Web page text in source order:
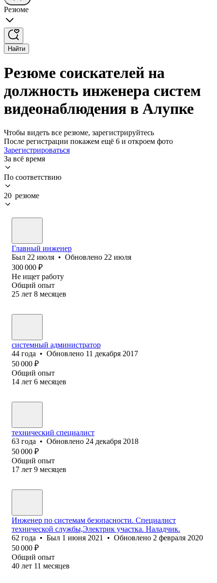
Резюме
Найти
Резюме соискателей на
должность инженера систем
видеонаблюдения в Алупке
Чтобы видеть все резюме, зарегистрируйтесь
После регистрации покажем ещё 6 и откроем фото
Зарегистрироваться
За всё время
По соответствию
20 резюме
Главный инженер
Был 22 июля • Обновлено 22 июля
300 000 ₽
Не ищет работу
Общий опыт
25 лет 8 месяцев
системный администратор
44 года • Обновлено 11 декабря 2017
50 000 ₽
Общий опыт
14 лет 6 месяцев
технический специалист
63 года • Обновлено 24 декабря 2018
50 000 ₽
Общий опыт
17 лет 9 месяцев
Инженер по системам безопасности. Специалист
технической службы,Электрик участка. Наладчик.
62 года • Был 1 июня 2021 • Обновлено 2 февраля 2020
50 000 ₽
Общий опыт
40 лет 11 месяцев